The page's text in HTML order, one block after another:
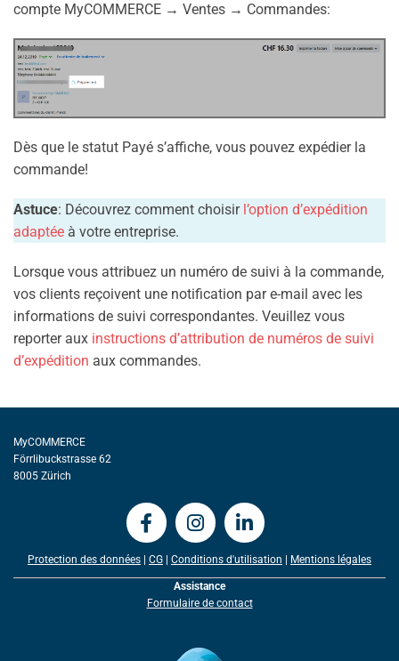
compte MyCOMMERCE → Ventes → Commandes:
Dès que le statut Payé s’affiche, vous pouvez expédier la
commande!
Astuce: Découvrez comment choisir l’option d’expédition
adaptée à votre entreprise.
Lorsque vous attribuez un numéro de suivi à la commande,
vos clients reçoivent une notification par e-mail avec les
informations de suivi correspondantes. Veuillez vous
reporter aux instructions d’attribution de numéros de suivi
d’expédition aux commandes.
MyCOMMERCE
Förrlibuckstrasse 62
8005 Zürich
Protection des données CG Conditions d'utilisation Mentions légales
Assistance
Formulaire de contact